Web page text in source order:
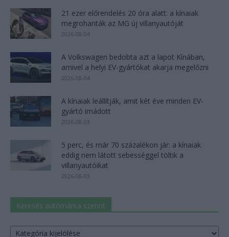
21 ezer előrendelés 20 óra alatt: a kínaiak
megrohanták az MG új villanyautóját
2026-08-04
A Volkswagen bedobta azt a lapot Kínában,
amivel a helyi EV-gyártókat akarja megelőzni
2026-08-04
A kínaiak leállítják, amit két éve minden EV-
gyártó imádott
2026-08-03
5 perc, és már 70 százalékon jár: a kínaiak
eddig nem látott sebességgel töltik a
villanyautóikat
2026-08-03
Keresés autómárka szerint
Keresés
autómárka